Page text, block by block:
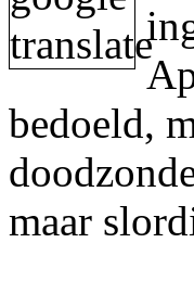
bedoeld,
maar